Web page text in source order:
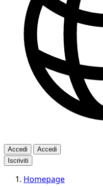
Accedi
Accedi
Iscriviti
Homepage